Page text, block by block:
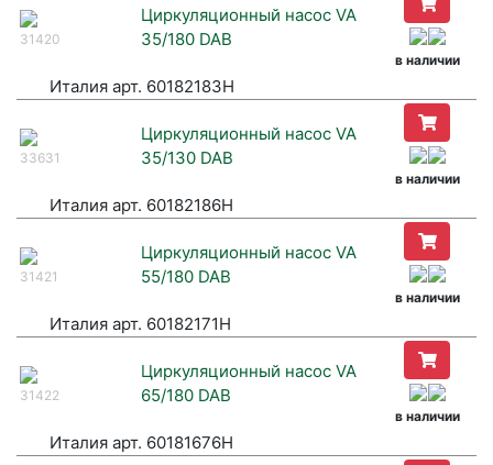
31420
Циркуляционный насос VA
35/180 DAB
в наличии
Италия арт. 60182183H
33631
Циркуляционный насос VA
35/130 DAB
в наличии
Италия арт. 60182186H
31421
Циркуляционный насос VA
55/180 DAB
в наличии
Италия арт. 60182171H
31422
Циркуляционный насос VA
65/180 DAB
в наличии
Италия арт. 60181676H